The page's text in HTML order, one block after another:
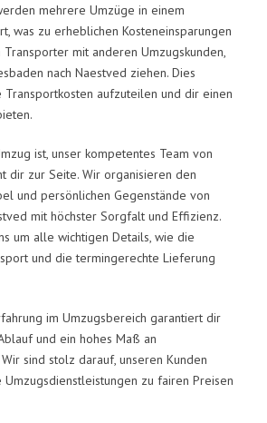
mehrere Umzüge in einem
was zu erheblichen Kosteneinsparungen
mit anderen Umzugskunden,
nach Naestved ziehen. Dies
Transportkosten aufzuteilen und dir einen
ist, unser kompetentes Team von
dir zur Seite. Wir organisieren den
und persönlichen Gegenstände von
mit höchster Sorgfalt und Effizienz.
um alle wichtigen Details, wie die
und die termingerechte Lieferung
im Umzugsbereich garantiert dir
und ein hohes Maß an
sind stolz darauf, unseren Kunden
zu fairen Preisen